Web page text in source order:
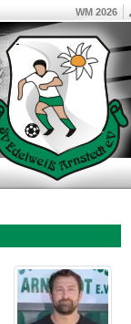
WM 2026